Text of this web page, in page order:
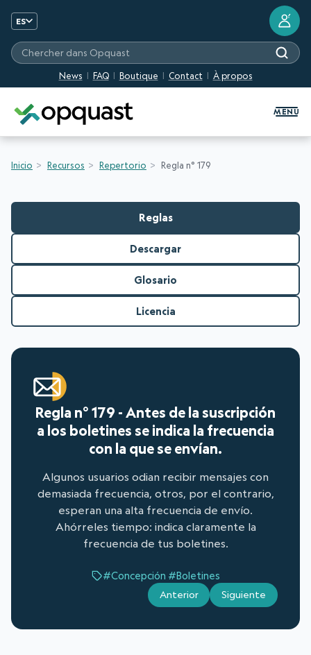
ES
News FAQ Boutique Contact À propos
Chercher dans Opquast
?
MENU
Inicio Recursos Repertorio Regla n° 179
Reglas
Descargar
Glosario
Licencia
Regla n° 179 - Antes de la suscripción
a los boletines se indica la frecuencia
con la que se envían.
Algunos usuarios odian recibir mensajes con
demasiada frecuencia, otros, por el contrario,
esperan una alta frecuencia de envío.
Ahórreles tiempo: indica claramente la
frecuencia de tus boletines.
#Concepción #Boletines
Anterior Siguiente